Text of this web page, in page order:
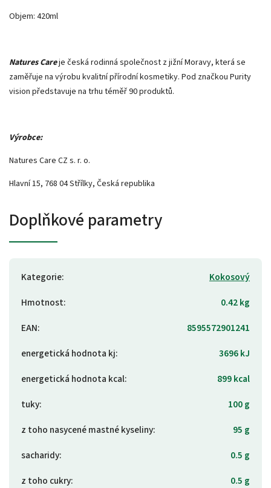
Objem: 420ml
Natures Careje česká rodinná společnost z jižní Moravy, která se
zaměřuje na výrobu kvalitní přírodní kosmetiky. Pod značkou Purity
vision představuje na trhu téměř 90 produktů.
Výrobce:
Natures Care CZ s. r. o.
Hlavní 15, 768 04 Střílky, Česká republika
Doplňkové parametry
Kategorie:
Kokosový
Hmotnost:
0.42 kg
EAN:
8595572901241
energetická hodnota kj:
3696 kJ
energetická hodnota kcal:
899 kcal
tuky:
100 g
z toho nasycené mastné kyseliny:
95 g
sacharidy:
0.5 g
z toho cukry:
0.5 g